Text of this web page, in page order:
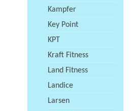
Kampfer
Key Point
KPT
Kraft Fitness
Land Fitness
Landice
Larsen